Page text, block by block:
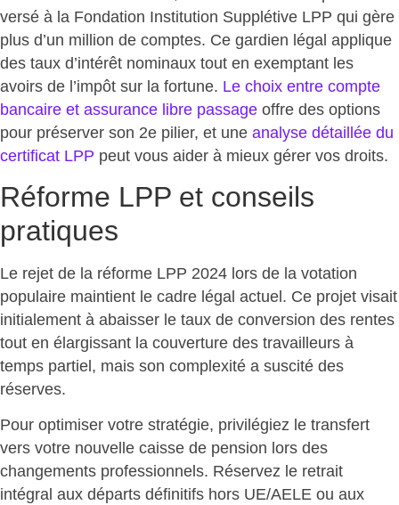
versé à la Fondation Institution Supplétive LPP qui gère
plus d’un million de comptes. Ce gardien légal applique
des taux d’intérêt nominaux tout en exemptant les
avoirs de l’impôt sur la fortune. Le choix entre compte
bancaire et assurance libre passage offre des options
pour préserver son 2e pilier, et une analyse détaillée du
certificat LPP peut vous aider à mieux gérer vos droits.
Réforme LPP et conseils
pratiques
Le rejet de la réforme LPP 2024 lors de la votation
populaire maintient le cadre légal actuel. Ce projet visait
initialement à abaisser le taux de conversion des rentes
tout en élargissant la couverture des travailleurs à
temps partiel, mais son complexité a suscité des
réserves.
Pour optimiser votre stratégie, privilégiez le transfert
vers votre nouvelle caisse de pension lors des
changements professionnels. Réservez le retrait
intégral aux départs définitifs hors UE/AELE ou aux